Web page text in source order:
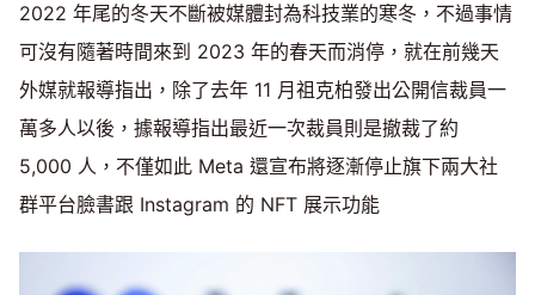
2022 年尾的冬天不斷被媒體封為科技業的寒冬，不過事情
可沒有隨著時間來到 2023 年的春天而消停，就在前幾天
外媒就報導指出，除了去年 11 月祖克柏發出公開信裁員一
萬多人以後，據報導指出最近一次裁員則是撤裁了約
5,000 人，不僅如此 Meta 還宣布將逐漸停止旗下兩大社
群平台臉書跟 Instagram 的 NFT 展示功能